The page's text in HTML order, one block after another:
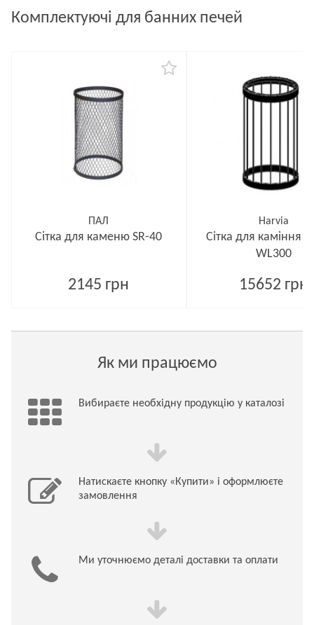
Комплектуючі для банних печей
ПАЛ
Сітка для каменю SR-40
2145 грн
Harvia
Сітка для каміння
WL300
15652 грн
Як ми працюємо
Вибираєте необхідну продукцію у каталозі
Натискаєте кнопку «Купити» і оформлюєте
замовлення
Ми уточнюємо деталі доставки та оплати